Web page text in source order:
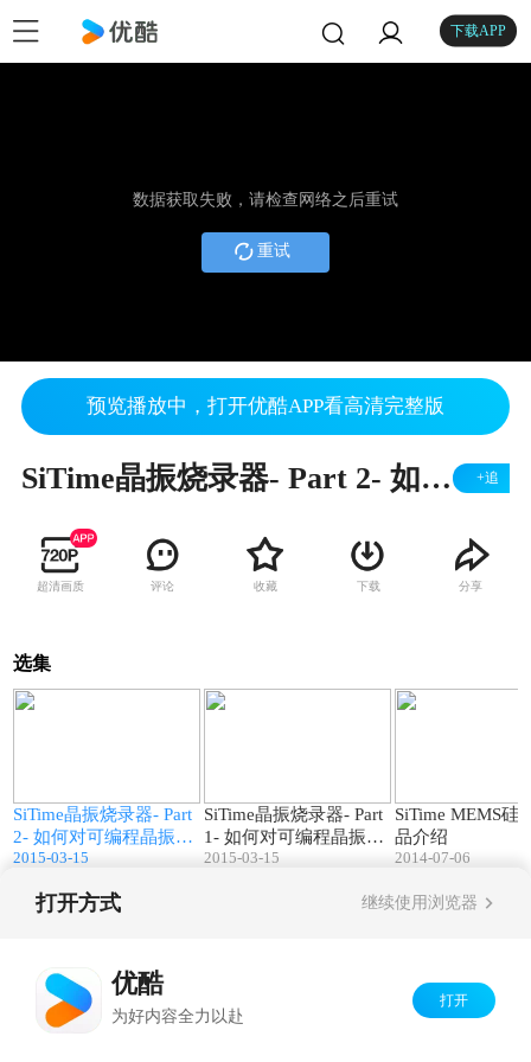
下载APP
数据获取失败，请检查网络之后重试
重试
预览播放中，打开优酷APP看高清完整版
SiTime晶振烧录器- Part 2- 如何对可编程晶振进行现场编程 +追
超清画质 评论 收藏 下载 分享
选集
SiTime晶振烧录器- Part
2- 如何对可编程晶振进
行现场编程
2015-03-15
SiTime晶振烧录器- Part
1- 如何对可编程晶振进
行现场编程
2015-03-15
SiTime MEMS硅
品介绍
2014-07-06
打开方式 继续使用浏览器
优酷
为好内容全力以赴
打开